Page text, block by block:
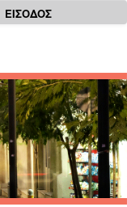
ΕΙΣΟΔΟΣ